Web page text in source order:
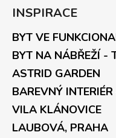
INSPIRACE
BYT VE
BYT NA NÁBŘEŽÍ -
ASTRID GARDEN
BAREVNÝ
VILA KLÁNOVICE
LAUBOVÁ, PRAHA